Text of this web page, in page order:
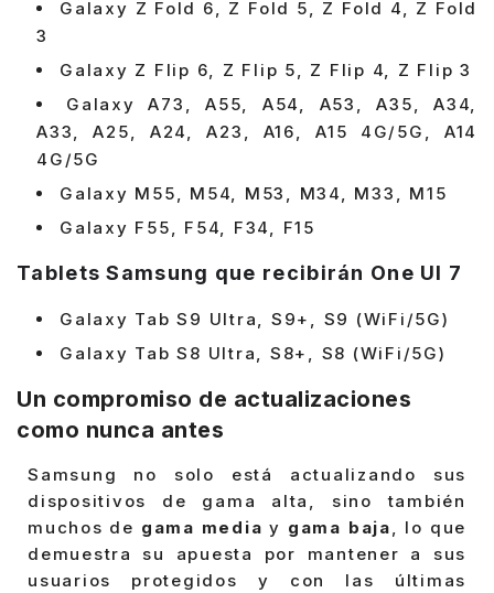
Galaxy Z Fold 6, Z Fold 5, Z Fold 4, Z Fold
3
Galaxy Z Flip 6, Z Flip 5, Z Flip 4, Z Flip 3
Galaxy A73, A55, A54, A53, A35, A34,
A33, A25, A24, A23, A16, A15 4G/5G, A14
4G/5G
Galaxy M55, M54, M53, M34, M33, M15
Galaxy F55, F54, F34, F15
Tablets Samsung que recibirán One UI 7
Galaxy Tab S9 Ultra, S9+, S9 (WiFi/5G)
Galaxy Tab S8 Ultra, S8+, S8 (WiFi/5G)
Un compromiso de actualizaciones
como nunca antes
Samsung no solo está actualizando sus
dispositivos de gama alta, sino también
muchos de gama media y gama baja, lo que
demuestra su apuesta por mantener a sus
usuarios protegidos y con las últimas